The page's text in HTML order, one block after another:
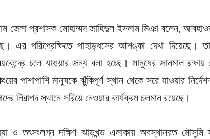
জেলা প্রশাসক মোহাম্মদ জাহিদুল ইসলাম মিঞা বলেন,
এর পরিপ্রেক্ষিতে পাহাড়ধসের আশঙ্কা দেখা দিয়েছে।
চলে যাওয়ার জন্য বলা হচ্ছে। মানুষের জানমাল
পাশাপাশি মানুষকে ঝুঁকিপূর্ণ স্থান থেকে সরে যাওয়ার
নিরাপদ স্থানে সরিয়ে নেওয়ার কার্যক্রম চলমান রয়েছে।
ও তৎসংলগ্ন দক্ষিণ ঝাড়খন্ড এলাকায় অবস্থানরত মৌসুমি